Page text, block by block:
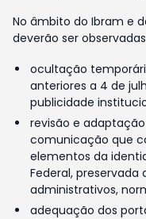
No âmbito do Ibram e
deverão ser
ocultação
anteriores a 4 de
publicidade
revisão e
comunicação que
elementos da
Federal,
administrativos,
adequação dos